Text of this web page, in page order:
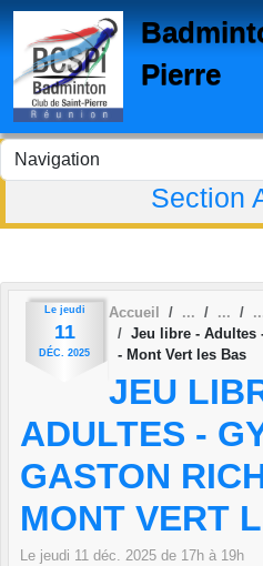
Pierre
Section
Le jeudi
11
DÉC. 2025
Accueil
Jeu libre - Adultes
- Mont Vert les Bas
JEU
ADULTES -
GASTON
MONT VERT
Le jeudi 11 déc. 2025 de 17h à 19h
Panneau de gestion des cookies